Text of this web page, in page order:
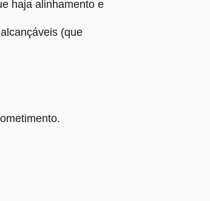
haja alinhamento e
(que